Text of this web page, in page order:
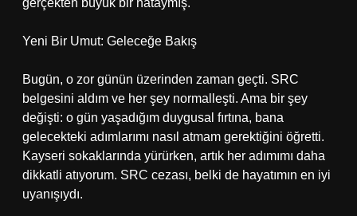
gerçekten büyük bir hataymış.
Yeni Bir Umut: Geleceğe Bakış
Bugün, o zor günün üzerinden zaman geçti. SRC
belgesini aldım ve her şey normalleşti. Ama bir şey
değişti: o gün yaşadığım duygusal fırtına, bana
gelecekteki adımlarımı nasıl atmam gerektiğini öğretti.
Kayseri sokaklarında yürürken, artık her adımımı daha
dikkatli atıyorum. SRC cezası, belki de hayatımın en iyi
uyanışıydı.